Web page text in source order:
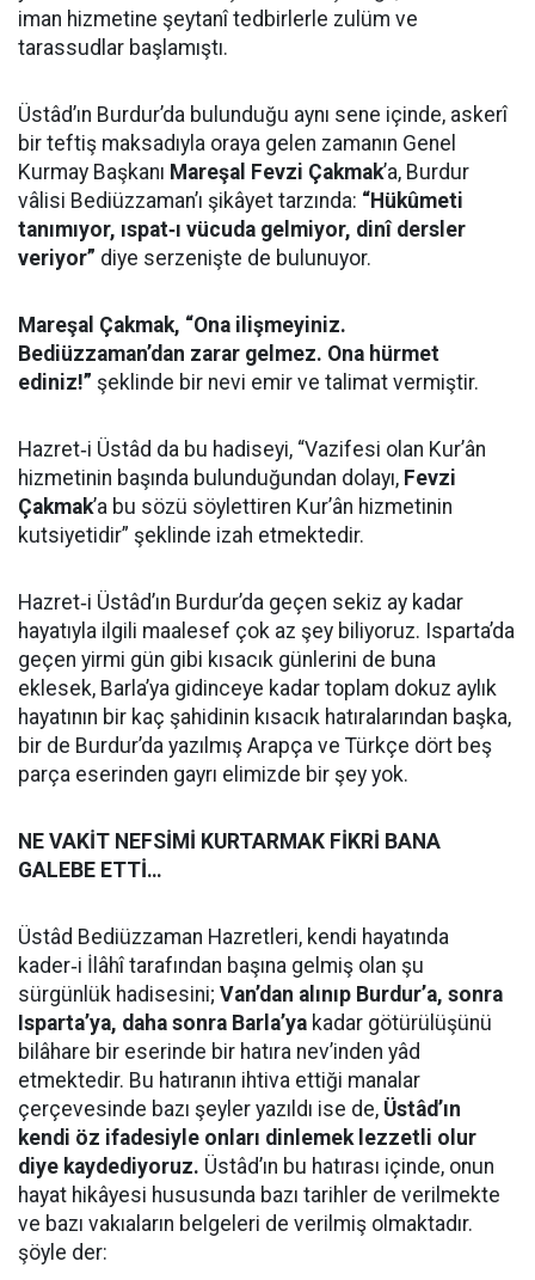
iman hizmetine şeytanî tedbirlerle zulüm ve
tarassudlar başlamıştı.
Üstâd’ın Burdur’da bulunduğu aynı sene içinde, askerî
bir teftiş maksadıyla oraya gelen zamanın Genel
Kurmay Başkanı Mareşal Fevzi Çakmak’a, Burdur
vâlisi Bediüzzaman’ı şikâyet tarzında: “Hükûmeti
tanımıyor, ıspat‑ı vücuda gelmiyor, dinî dersler
veriyor” diye serzenişte de bulunuyor.
Mareşal Çakmak, “Ona ilişmeyiniz.
Bediüzzaman’dan zarar gelmez. Ona hürmet
ediniz!” şeklinde bir nevi emir ve talimat vermiştir.
Hazret‑i Üstâd da bu hadiseyi, “Vazifesi olan Kur’ân
hizmetinin başında bulunduğundan dolayı, Fevzi
Çakmak’a bu sözü söylettiren Kur’ân hizmetinin
kutsiyetidir” şeklinde izah etmektedir.
Hazret‑i Üstâd’ın Burdur’da geçen sekiz ay kadar
hayatıyla ilgili maalesef çok az şey biliyoruz. Isparta’da
geçen yirmi gün gibi kısacık günlerini de buna
eklesek, Barla’ya gidinceye kadar toplam dokuz aylık
hayatının bir kaç şahidinin kısacık hatıralarından başka,
bir de Burdur’da yazılmış Arapça ve Türkçe dört beş
parça eserinden gayrı elimizde bir şey yok.
NE VAKİT NEFSİMİ KURTARMAK FİKRİ BANA
GALEBE ETTİ…
Üstâd Bediüzzaman Hazretleri, kendi hayatında
kader‑i İlâhî tarafından başına gelmiş olan şu
sürgünlük hadisesini; Van’dan alınıp Burdur’a, sonra
Isparta’ya, daha sonra Barla’ya kadar götürülüşünü
bilâhare bir eserinde bir hatıra nev’inden yâd
etmektedir. Bu hatıranın ihtiva ettiği manalar
çerçevesinde bazı şeyler yazıldı ise de, Üstâd’ın
kendi öz ifadesiyle onları dinlemek lezzetli olur
diye kaydediyoruz. Üstâd’ın bu hatırası içinde, onun
hayat hikâyesi hususunda bazı tarihler de verilmekte
ve bazı vakıaların belgeleri de verilmiş olmaktadır.
şöyle der: